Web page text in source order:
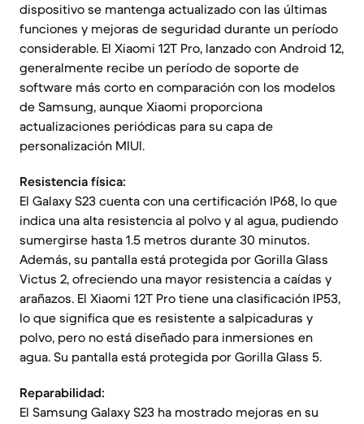
dispositivo se mantenga actualizado con las últimas
funciones y mejoras de seguridad durante un período
considerable. El Xiaomi 12T Pro, lanzado con Android 12,
generalmente recibe un período de soporte de
software más corto en comparación con los modelos
de Samsung, aunque Xiaomi proporciona
actualizaciones periódicas para su capa de
personalización MIUI.
Resistencia física:
El Galaxy S23 cuenta con una certificación IP68, lo que
indica una alta resistencia al polvo y al agua, pudiendo
sumergirse hasta 1.5 metros durante 30 minutos.
Además, su pantalla está protegida por Gorilla Glass
Victus 2, ofreciendo una mayor resistencia a caídas y
arañazos. El Xiaomi 12T Pro tiene una clasificación IP53,
lo que significa que es resistente a salpicaduras y
polvo, pero no está diseñado para inmersiones en
agua. Su pantalla está protegida por Gorilla Glass 5.
Reparabilidad:
El Samsung Galaxy S23 ha mostrado mejoras en su